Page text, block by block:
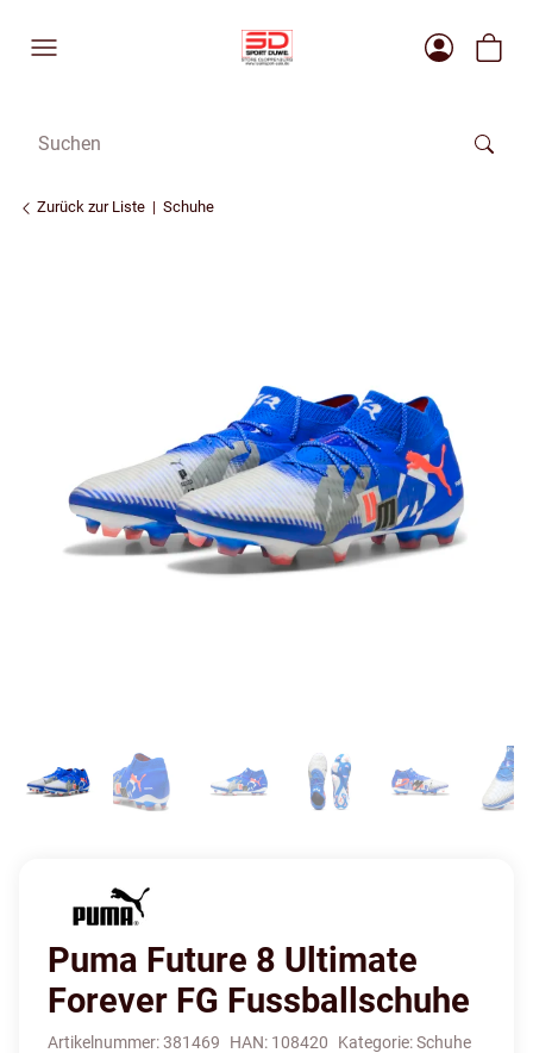
Zurück zur Liste Schuhe
Puma Future 8 Ultimate
Forever FG Fussballschuhe
Artikelnummer:381469 HAN: 108420 Kategorie:Schuhe